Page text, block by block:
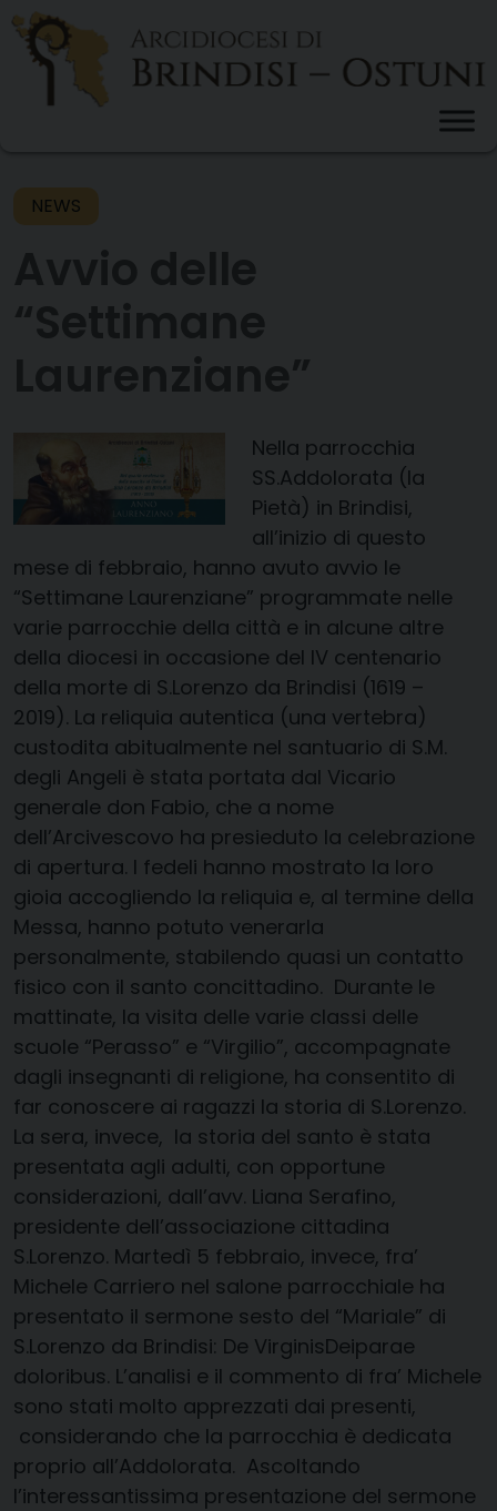
Skip
content
NEWS
Nella parrocchia
SS.Addolorata (la
Pietà) in Brindisi,
all’inizio di questo
mese di febbraio, hanno avuto avvio le
“Settimane Laurenziane” programmate nelle
varie parrocchie della città e in alcune altre
della diocesi in occasione del IV centenario
della morte di S.Lorenzo da Brindisi (1619 –
2019). La reliquia autentica (una vertebra)
custodita abitualmente nel santuario di S.M.
degli Angeli è stata portata dal Vicario
generale don Fabio, che a nome
dell’Arcivescovo ha presieduto la celebrazione
di apertura. I fedeli hanno mostrato la loro
gioia accogliendo la reliquia e, al termine della
Messa, hanno potuto venerarla
personalmente, stabilendo quasi un contatto
fisico con il santo concittadino. Durante le
mattinate, la visita delle varie classi delle
scuole “Perasso” e “Virgilio”, accompagnate
dagli insegnanti di religione, ha consentito di
far conoscere ai ragazzi la storia di S.Lorenzo.
La sera, invece, la storia del santo è stata
presentata agli adulti, con opportune
considerazioni, dall’avv. Liana Serafino,
presidente dell’associazione cittadina
S.Lorenzo. Martedì 5 febbraio, invece, fra’
Michele Carriero nel salone parrocchiale ha
presentato il sermone sesto del “Mariale” di
S.Lorenzo da Brindisi: De VirginisDeiparae
doloribus. L’analisi e il commento di fra’ Michele
sono stati molto apprezzati dai presenti,
considerando che la parrocchia è dedicata
proprio all’Addolorata. Ascoltando
l’interessantissima presentazione del sermone